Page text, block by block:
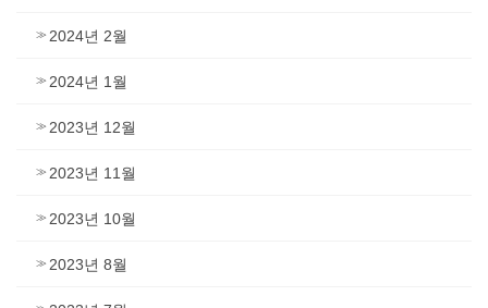
2024년 2월
2024년 1월
2023년 12월
2023년 11월
2023년 10월
2023년 8월